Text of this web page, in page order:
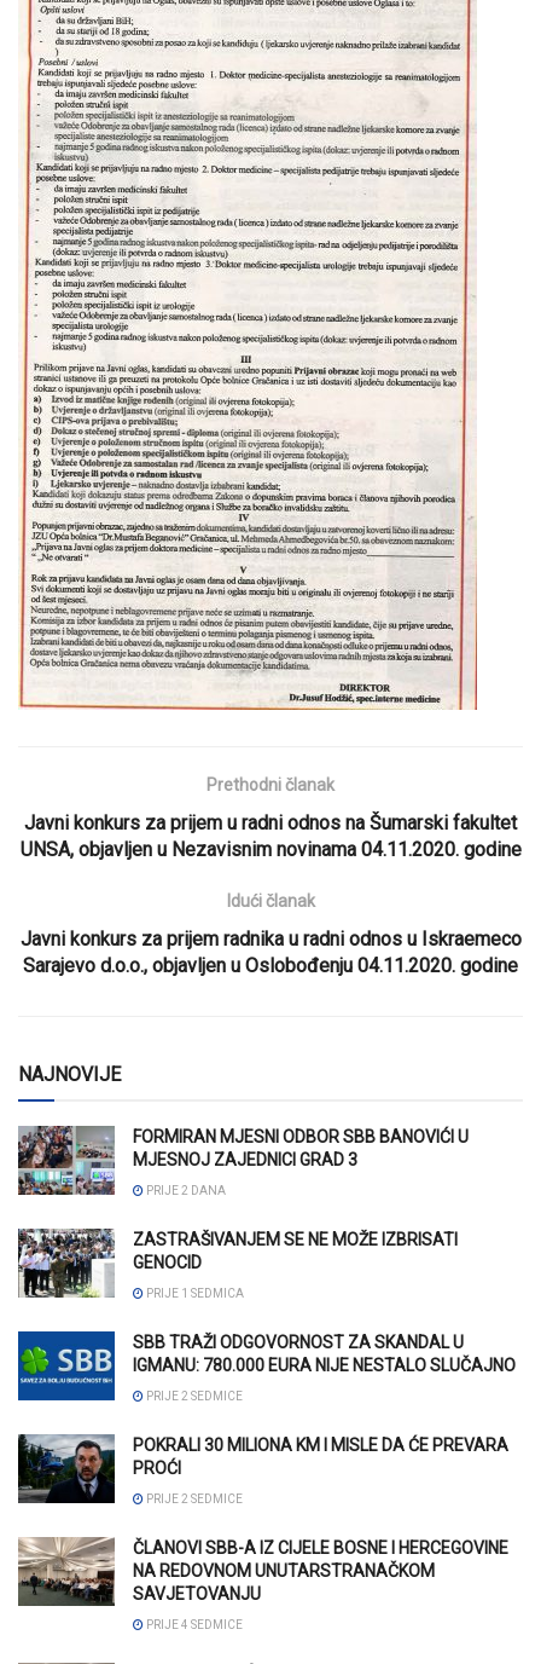
Prethodni članak
Javni konkurs za prijem u radni odnos na Šumarski fakultet
UNSA, objavljen u Nezavisnim novinama 04.11.2020. godine
Idući članak
Javni konkurs za prijem radnika u radni odnos u Iskraemeco
Sarajevo d.o.o., objavljen u Oslobođenju 04.11.2020. godine
NAJNOVIJE
FORMIRAN MJESNI ODBOR SBB BANOVIĆI U
MJESNOJ ZAJEDNICI GRAD 3
PRIJE 2 DANA
ZASTRAŠIVANJEM SE NE MOŽE IZBRISATI
GENOCID
PRIJE 1 SEDMICA
SBB TRAŽI ODGOVORNOST ZA SKANDAL U
IGMANU: 780.000 EURA NIJE NESTALO SLUČAJNO
PRIJE 2 SEDMICE
POKRALI 30 MILIONA KM I MISLE DA ĆE PREVARA
PROĆI
PRIJE 2 SEDMICE
ČLANOVI SBB-A IZ CIJELE BOSNE I HERCEGOVINE
NA REDOVNOM UNUTARSTRANAČKOM
SAVJETOVANJU
PRIJE 4 SEDMICE